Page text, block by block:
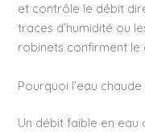
et contrôle le débit
traces d’humidité ou
robinets confirment le
Pourquoi l’eau
Un débit faible en eau